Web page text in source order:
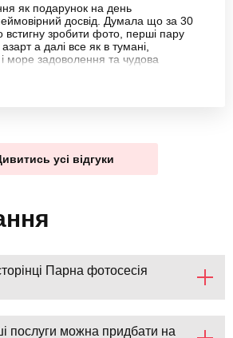
як подарунок на день
досвід. Думала що за 30
зробити фото, перші пару
а далі все як в тумані,
і море задоволення та чудова
та давали відповіді на усі
усі відгуки
Парна фотосесія
послуги можна придбати на